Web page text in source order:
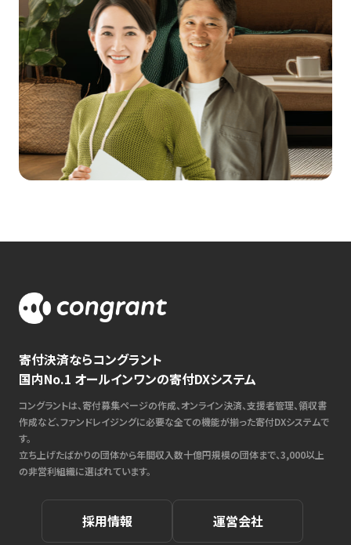
寄付決済ならコングラント
国内No.1 オールインワンの寄付DXシステム
コングラントは、寄付募集ページの作成、オンライン決済、支援者管理、領収書
作成など、ファンドレイジングに必要な全ての機能が揃った寄付DXシステムで
す。
立ち上げたばかりの団体から年間収入数十億円規模の団体まで、3,000以上
の非営利組織に選ばれています。
採用情報 運営会社